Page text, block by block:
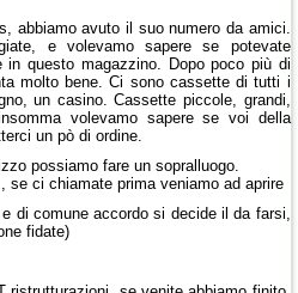
abbiamo avuto il suo numero da amici.
e volevamo sapere se potevate
in questo magazzino. Dopo poco più di
molto bene. Ci sono cassette di tutti i
un casino. Cassette piccole, grandi,
volevamo sapere se voi della
un pò di ordine.
possiamo fare un sopralluogo.
se ci chiamate prima veniamo ad aprire
di comune accordo si decide il da farsi,
fidate)